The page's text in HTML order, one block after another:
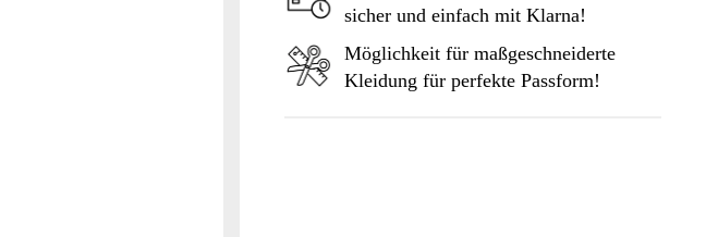
sicher und einfach mit Klarna!
Möglichkeit für maßgeschneiderte
Kleidung für perfekte Passform!